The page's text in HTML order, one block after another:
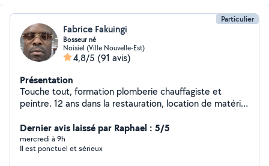
Particulier
Fabrice Fakuingi
Bosseur né
Noisiel (Ville Nouvelle-Est)
4,8/5 (91 avis)
Présentation
Touche tout, formation plomberie chauffagiste et
peintre. 12 ans dans la restauration, location de matériel
Dernier avis laissé par Raphael : 5/5
mercredi à 9h
Il est ponctuel et sérieux